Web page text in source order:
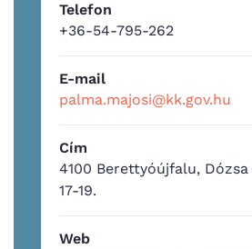
Telefon
+36-54-795-262
E-mail
palma.majosi@kk.gov.hu
Cím
4100 Berettyóújfalu,
17-19.
Web